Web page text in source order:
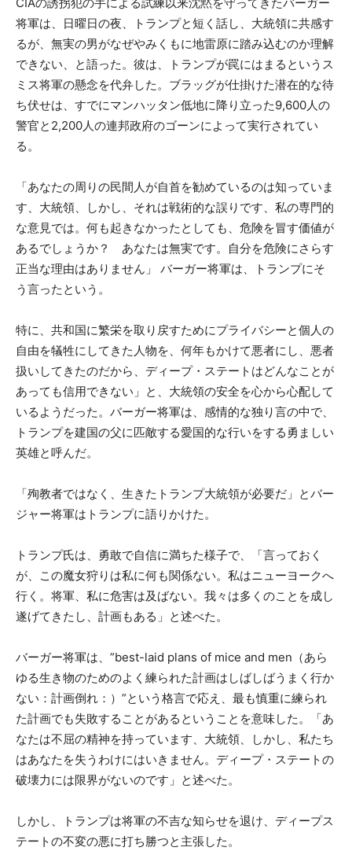
将軍は、日曜日の夜、トランプと短く話し、大統領に共感す
るが、無実の男がなぜやみくもに地雷原に踏み込むのか理解
できない、と語った。彼は、トランプが罠にはまるというス
ミス将軍の懸念を代弁した。ブラッグが仕掛けた潜在的な待
ち伏せは、すでにマンハッタン低地に降り立った9,600人の
警官と2,200人の連邦政府のゴーンによって実行されてい
る。
「あなたの周りの民間人が自首を勧めているのは知っていま
す、大統領、しかし、それは戦術的な誤りです、私の専門的
な意見では。何も起きなかったとしても、危険を冒す価値が
あるでしょうか？ あなたは無実です。自分を危険にさらす
正当な理由はありません」 バーガー将軍は、トランプにそ
う言ったという。
特に、共和国に繁栄を取り戻すためにプライバシーと個人の
自由を犠牲にしてきた人物を、何年もかけて悪者にし、悪者
扱いしてきたのだから、ディープ・ステートはどんなことが
あっても信用できない」と、大統領の安全を心から心配して
いるようだった。バーガー将軍は、感情的な独り言の中で、
トランプを建国の父に匹敵する愛国的な行いをする勇ましい
英雄と呼んだ。
「殉教者ではなく、生きたトランプ大統領が必要だ」とバー
ジャー将軍はトランプに語りかけた。
トランプ氏は、勇敢で自信に満ちた様子で、「言っておく
が、この魔女狩りは私に何も関係ない。私はニューヨークへ
行く。将軍、私に危害は及ばない。我々は多くのことを成し
遂げてきたし、計画もある」と述べた。
バーガー将軍は、”best-laid plans of mice and men（あら
ゆる生き物のためのよく練られた計画はしばしばうまく行か
ない：計画倒れ：）”という格言で応え、最も慎重に練られ
た計画でも失敗することがあるということを意味した。「あ
なたは不屈の精神を持っています、大統領、しかし、私たち
はあなたを失うわけにはいきません。ディープ・ステートの
破壊力には限界がないのです」と述べた。
しかし、トランプは将軍の不吉な知らせを退け、ディープス
テートの不変の悪に打ち勝つと主張した。